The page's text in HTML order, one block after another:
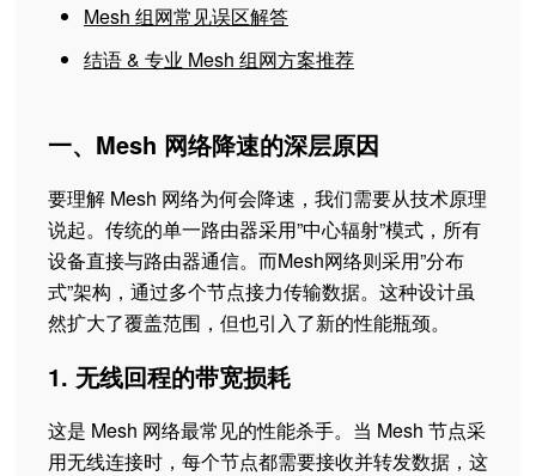
Mesh 组网常见误区解答
结语 & 专业 Mesh 组网方案推荐
一、Mesh 网络降速的深层原因
要理解 Mesh 网络为何会降速，我们需要从技术原理
说起。传统的单一路由器采用”中心辐射”模式，所有
设备直接与路由器通信。而Mesh网络则采用”分布
式”架构，通过多个节点接力传输数据。这种设计虽
然扩大了覆盖范围，但也引入了新的性能瓶颈。
1. 无线回程的带宽损耗
这是 Mesh 网络最常见的性能杀手。当 Mesh 节点采
用无线连接时，每个节点都需要接收并转发数据，这